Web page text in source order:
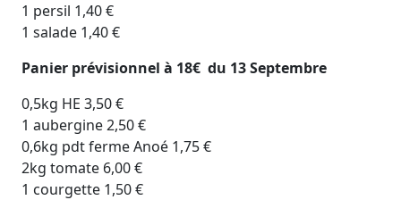
1 persil 1,40 €
1 salade 1,40 €
Panier prévisionnel à 18€ du 13 Septembre
0,5kg HE 3,50 €
1 aubergine 2,50 €
0,6kg pdt ferme Anoé 1,75 €
2kg tomate 6,00 €
1 courgette 1,50 €